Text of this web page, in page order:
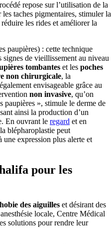
repose sur l’utilisation de la
taches pigmentaires, stimuler la
les rides et améliorer la
paupières) : cette technique
de vieillissement au niveau
tombantes et les poches
non chirurgicale, la
envisageable grâce au
non invasive, qu’on
paupières », stimule le derme de
ainsi la production d’un
En ouvrant le regard et en
blépharoplastie peut
expression plus alerte et
pour les
des aiguilles et désirant des
locale, Centre Médical
solutions pour rendre leur